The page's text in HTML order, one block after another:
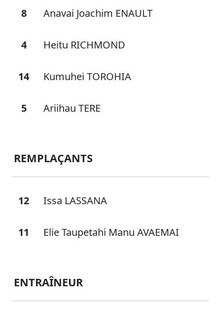
8 Anavai Joachim ENAULT
4 Heitu RICHMOND
14 Kumuhei TOROHIA
5 Ariihau TERE
REMPLAÇANTS
12 Issa LASSANA
11 Elie Taupetahi Manu AVAEMAI
ENTRAÎNEUR